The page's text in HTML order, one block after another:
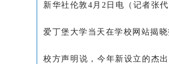
新华社伦敦4月2日电（记者张
爱丁堡大学当天在学校网站揭
校方声明说，今年新设立的杰